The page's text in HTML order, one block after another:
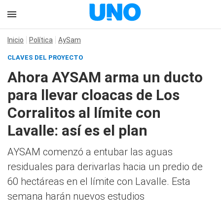
Inicio Política AySam
CLAVES DEL PROYECTO
Ahora AYSAM arma un ducto
para llevar cloacas de Los
Corralitos al límite con
Lavalle: así es el plan
AYSAM comenzó a entubar las aguas
residuales para derivarlas hacia un predio de
60 hectáreas en el límite con Lavalle. Esta
semana harán nuevos estudios